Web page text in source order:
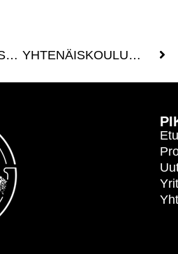
KUPARIVUOREN SKEITTIPARKKI, NAANTALI YHTENÄISKOULUN SKEITTIPARKKI, MÄNTYHARJU